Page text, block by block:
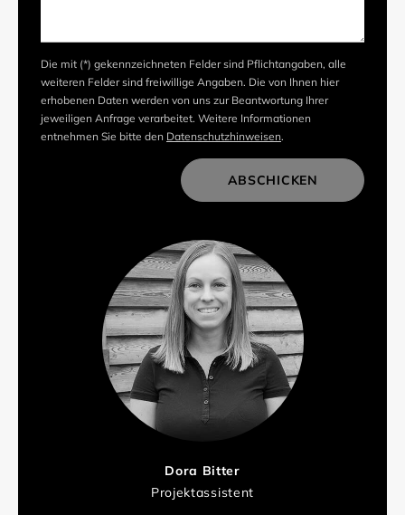
Dora Bitter
Projektassistent
Die mit (*) gekennzeichneten Felder sind Pflichtangaben, alle
weiteren Felder sind freiwillige Angaben. Die von Ihnen hier
erhobenen Daten werden von uns zur Beantwortung Ihrer
jeweiligen Anfrage verarbeitet. Weitere Informationen
entnehmen Sie bitte den Datenschutzhinweisen.
ABSCHICKEN